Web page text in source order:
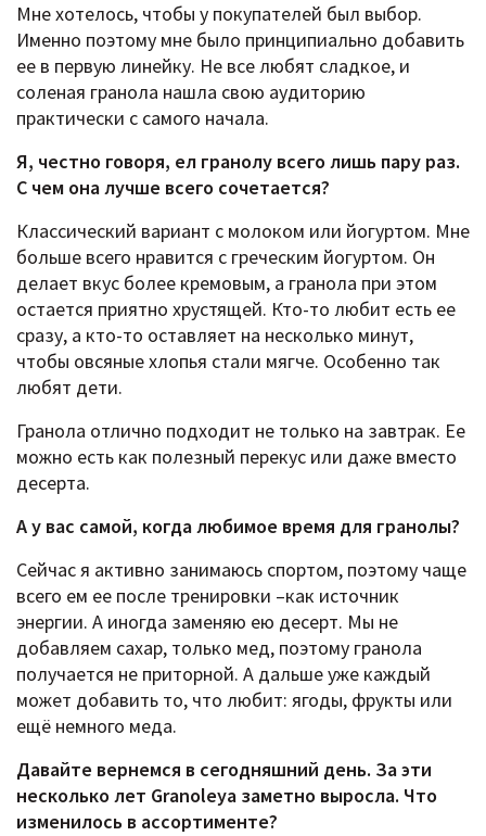
Мне хотелось, чтобы у покупателей был выбор.
Именно поэтому мне было принципиально добавить
ее в первую линейку. Не все любят сладкое, и
соленая гранола нашла свою аудиторию
практически с самого начала.
Я, честно говоря, ел гранолу всего лишь пару раз.
С чем она лучше всего сочетается?
Классический вариант с молоком или йогуртом. Мне
больше всего нравится с греческим йогуртом. Он
делает вкус более кремовым, а гранола при этом
остается приятно хрустящей. Кто-то любит есть ее
сразу, а кто-то оставляет на несколько минут,
чтобы овсяные хлопья стали мягче. Особенно так
любят дети.
Гранола отлично подходит не только на завтрак. Ее
можно есть как полезный перекус или даже вместо
десерта.
А у вас самой, когда любимое время для гранолы?
Сейчас я активно занимаюсь спортом, поэтому чаще
всего ем ее после тренировки –как источник
энергии. А иногда заменяю ею десерт. Мы не
добавляем сахар, только мед, поэтому гранола
получается не приторной. А дальше уже каждый
может добавить то, что любит: ягоды, фрукты или
ещё немного меда.
Давайте вернемся в сегодняшний день. За эти
несколько лет Granoleya заметно выросла. Что
изменилось в ассортименте?